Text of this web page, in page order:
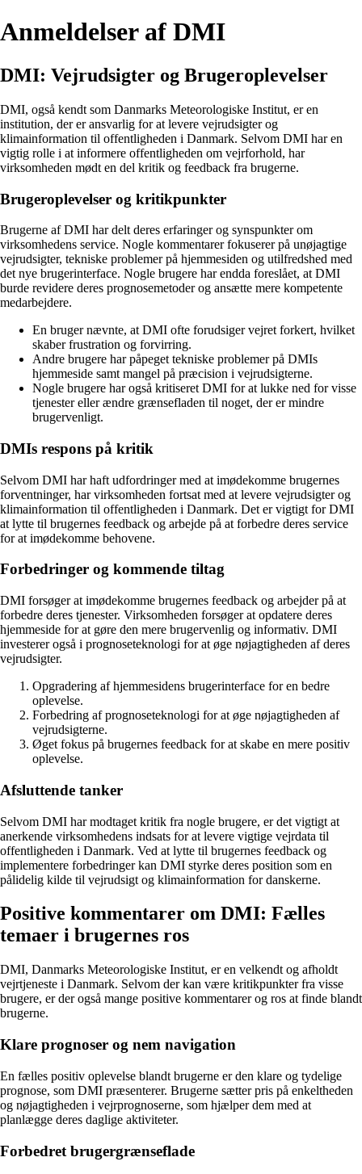
Anmeldelser af DMI
DMI: Vejrudsigter og Brugeroplevelser
DMI, også kendt som Danmarks Meteorologiske Institut, er en
institution, der er ansvarlig for at levere vejrudsigter og
klimainformation til offentligheden i Danmark. Selvom DMI har en
vigtig rolle i at informere offentligheden om vejrforhold, har
virksomheden mødt en del kritik og feedback fra brugerne.
Brugeroplevelser og kritikpunkter
Brugerne af DMI har delt deres erfaringer og synspunkter om
virksomhedens service. Nogle kommentarer fokuserer på unøjagtige
vejrudsigter, tekniske problemer på hjemmesiden og utilfredshed med
det nye brugerinterface. Nogle brugere har endda foreslået, at DMI
burde revidere deres prognosemetoder og ansætte mere kompetente
medarbejdere.
En bruger nævnte, at DMI ofte forudsiger vejret forkert, hvilket
skaber frustration og forvirring.
Andre brugere har påpeget tekniske problemer på DMIs
hjemmeside samt mangel på præcision i vejrudsigterne.
Nogle brugere har også kritiseret DMI for at lukke ned for visse
tjenester eller ændre grænsefladen til noget, der er mindre
brugervenligt.
DMIs respons på kritik
Selvom DMI har haft udfordringer med at imødekomme brugernes
forventninger, har virksomheden fortsat med at levere vejrudsigter og
klimainformation til offentligheden i Danmark. Det er vigtigt for DMI
at lytte til brugernes feedback og arbejde på at forbedre deres service
for at imødekomme behovene.
Forbedringer og kommende tiltag
DMI forsøger at imødekomme brugernes feedback og arbejder på at
forbedre deres tjenester. Virksomheden forsøger at opdatere deres
hjemmeside for at gøre den mere brugervenlig og informativ. DMI
investerer også i prognoseteknologi for at øge nøjagtigheden af deres
vejrudsigter.
Opgradering af hjemmesidens brugerinterface for en bedre
oplevelse.
Forbedring af prognoseteknologi for at øge nøjagtigheden af
vejrudsigterne.
Øget fokus på brugernes feedback for at skabe en mere positiv
oplevelse.
Afsluttende tanker
Selvom DMI har modtaget kritik fra nogle brugere, er det vigtigt at
anerkende virksomhedens indsats for at levere vigtige vejrdata til
offentligheden i Danmark. Ved at lytte til brugernes feedback og
implementere forbedringer kan DMI styrke deres position som en
pålidelig kilde til vejrudsigt og klimainformation for danskerne.
Positive kommentarer om DMI: Fælles
temaer i brugernes ros
DMI, Danmarks Meteorologiske Institut, er en velkendt og afholdt
vejrtjeneste i Danmark. Selvom der kan være kritikpunkter fra visse
brugere, er der også mange positive kommentarer og ros at finde blandt
brugerne.
Klare prognoser og nem navigation
En fælles positiv oplevelse blandt brugerne er den klare og tydelige
prognose, som DMI præsenterer. Brugerne sætter pris på enkeltheden
og nøjagtigheden i vejrprognoserne, som hjælper dem med at
planlægge deres daglige aktiviteter.
Forbedret brugergrænseflade